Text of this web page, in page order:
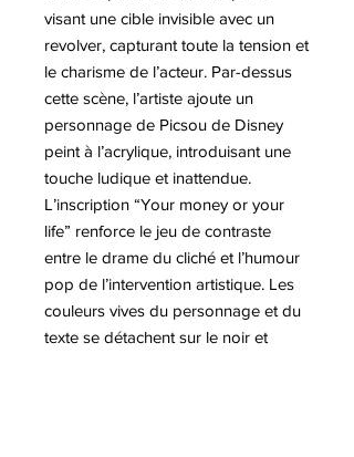
visant une cible invisible avec un
revolver, capturant toute la tension et
le charisme de l’acteur. Par-dessus
cette scène, l’artiste ajoute un
personnage de Picsou de Disney
peint à l’acrylique, introduisant une
touche ludique et inattendue.
L’inscription “Your money or your
life” renforce le jeu de contraste
entre le drame du cliché et l’humour
pop de l’intervention artistique. Les
couleurs vives du personnage et du
texte se détachent sur le noir et